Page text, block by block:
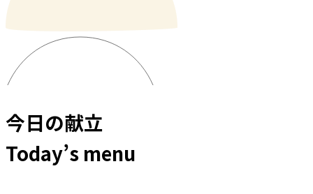
今日の献立
Today’s menu